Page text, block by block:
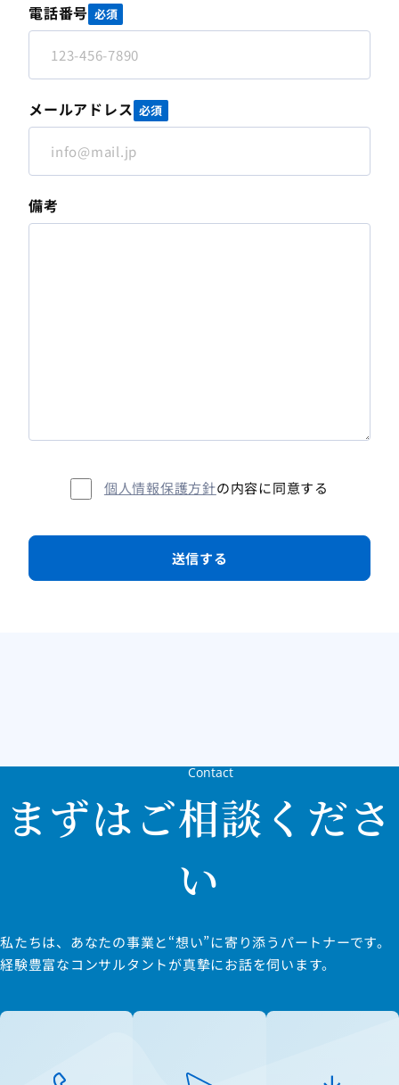
電話番号 必須
メールアドレス 必須
備考
個人情報保護方針の内容に同意する
Contact
まずはご相談くださ
い
私たちは、あなたの事業と“想い”に寄り添うパートナーです。
経験豊富なコンサルタントが真摯にお話を伺います。